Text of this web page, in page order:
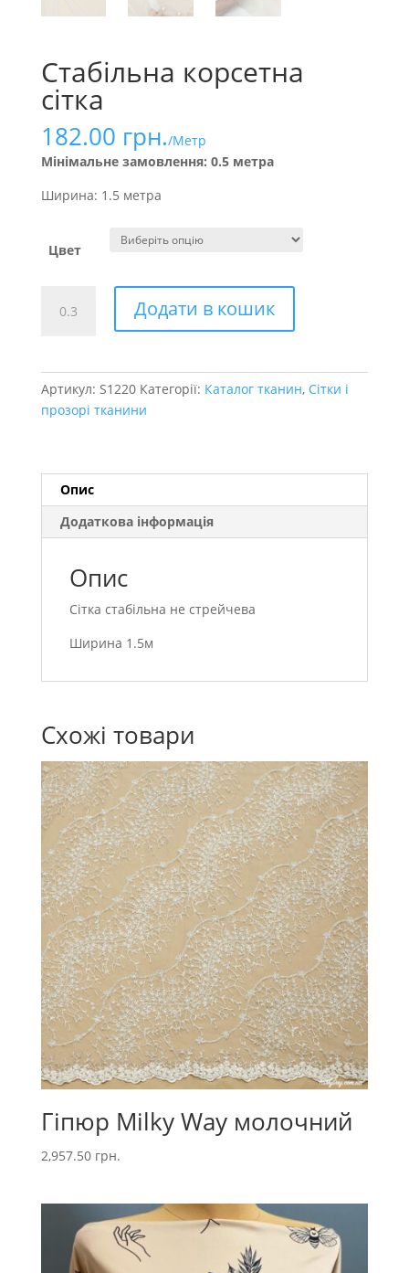
Стабільна корсетна
сітка
182.00 грн./Метр
Мінімальне замовлення: 0.5 метра
Ширина: 1.5 метра
Цвет
корсетна
Додати в кошик
Артикул: S1220 Категорії: Каталог тканин, Сітки і
прозорі тканини
Опис
Додаткова інформація
Опис
Сітка стабільна не стрейчева
Ширина 1.5м
Схожі товари
Гіпюр Milky Way молочний
2,957.50 грн.